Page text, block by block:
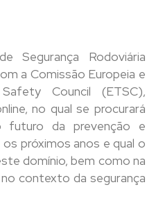
Segurança Rodoviária
a Comissão Europeia e
Council (ETSC),
no qual se procurará
futuro da prevenção e
próximos anos e qual o
domínio, bem como na
contexto da segurança